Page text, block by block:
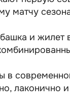
матчу
и
в
лаконично